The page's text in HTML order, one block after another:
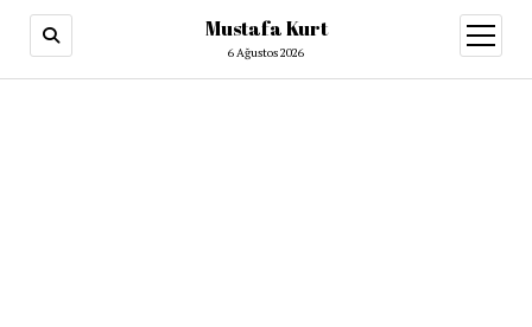
Mustafa Kurt
6 Ağustos 2026